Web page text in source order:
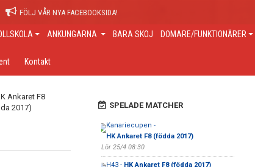
FÖLJ VÅR NYA FACEBOOKSIDA!
ANKUNGARNA BARA SKOJ DOMARE/FUNKTIONÄRER
Kontakt
SPELADE MATCHER
Kanariecupen -
HK Ankaret F8 (födda 2017)
Lör 25/4 08:30
H43 - HK Ankaret F8 (födda 2017)